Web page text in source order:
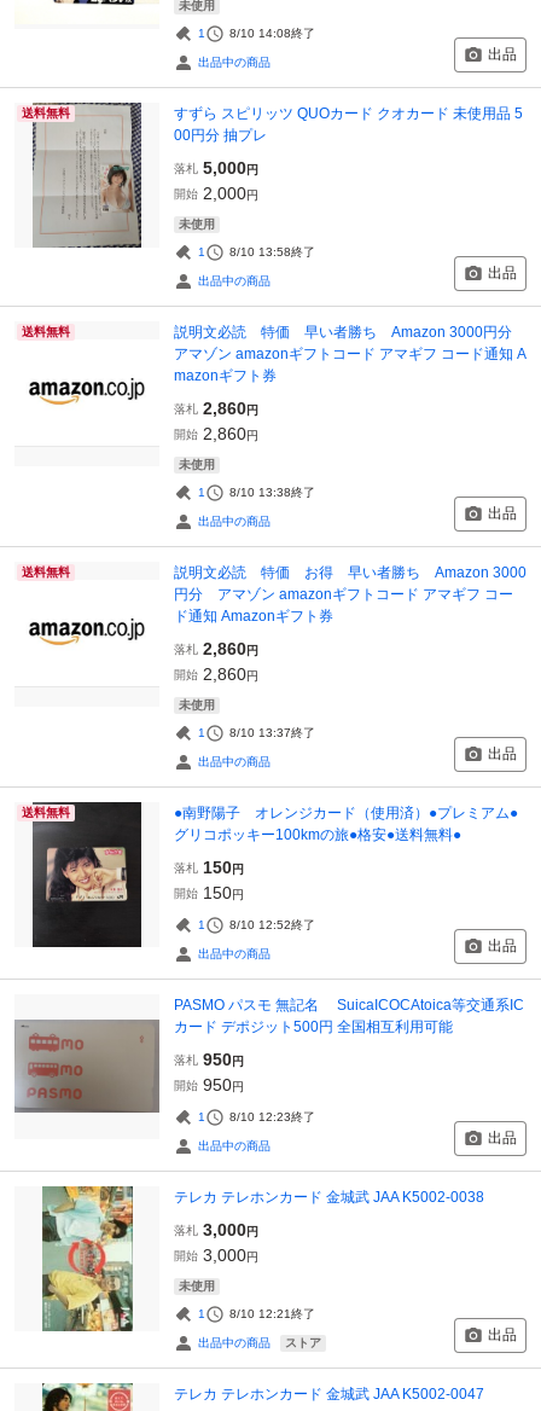
未使用
1 8/10 14:08終了
出品中の商品 出品
送料無料
すずら スピリッツ QUOカード クオカード 未使用品 5
00円分 抽プレ
落札 5,000円
開始 2,000円
未使用
1 8/10 13:58終了
出品中の商品 出品
送料無料
説明文必読 特価 早い者勝ち Amazon 3000円分
アマゾン amazonギフトコード アマギフ コード通知 A
mazonギフト券
落札 2,860円
開始 2,860円
未使用
1 8/10 13:38終了
出品中の商品 出品
送料無料
説明文必読 特価 お得 早い者勝ち Amazon 3000
円分 アマゾン amazonギフトコード アマギフ コー
ド通知 Amazonギフト券
落札 2,860円
開始 2,860円
未使用
1 8/10 13:37終了
出品中の商品 出品
送料無料
●南野陽子 オレンジカード（使用済）●プレミアム●
グリコポッキー100kmの旅●格安●送料無料●
落札 150円
開始 150円
1 8/10 12:52終了
出品中の商品 出品
PASMO パスモ 無記名 SuicaICOCAtoica等交通系IC
カード デポジット500円 全国相互利用可能
落札 950円
開始 950円
1 8/10 12:23終了
出品中の商品 出品
テレカ テレホンカード 金城武 JAA K5002-0038
落札 3,000円
開始 3,000円
未使用
1 8/10 12:21終了
出品中の商品 ストア 出品
テレカ テレホンカード 金城武 JAA K5002-0047